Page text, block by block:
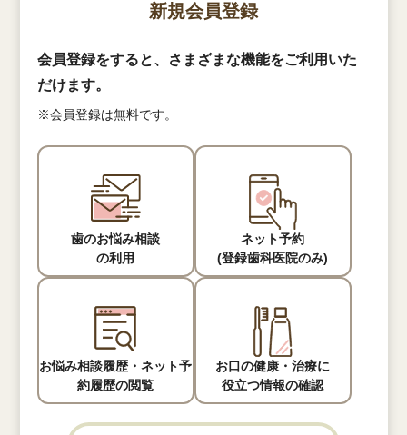
新規会員登録
会員登録をすると、さまざまな機能をご利用いた
だけます。
※会員登録は無料です。
歯のお悩み相談
の利用
ネット予約
(登録歯科医院のみ)
お悩み相談履歴・ネット予
約履歴の閲覧
お口の健康・治療に
役立つ情報の確認